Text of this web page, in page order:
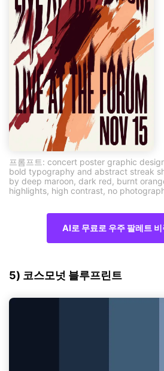
프롬프트: concert poster graphic
bold typography and abstract streak
by deep maroon, dark red, burnt
highlights, high contrast, no
AI로 무료로 우주 팔레트
5) 코스모넛 블루프린트